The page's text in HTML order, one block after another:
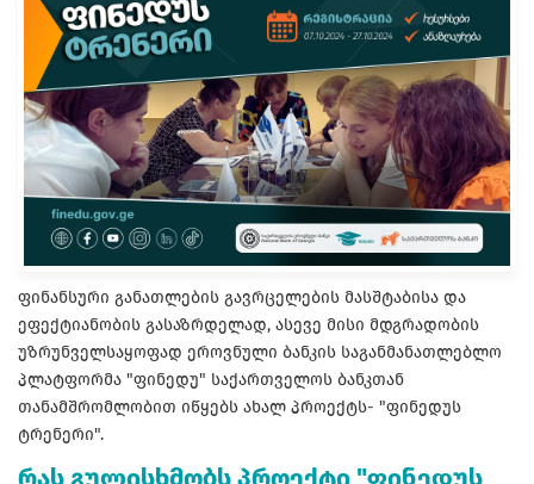
ფინანსური განათლების გავრცელების მასშტაბისა და
ეფექტიანობის გასაზრდელად, ასევე მისი მდგრადობის
უზრუნველსაყოფად ეროვნული ბანკის საგანმანათლებლო
პლატფორმა "ფინედუ" საქართველოს ბანკთან
თანამშრომლობით იწყებს ახალ პროექტს- "ფინედუს
ტრენერი".